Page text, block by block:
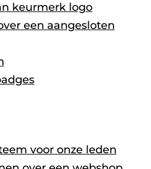
keurmerk logo
een aangesloten
voor onze leden